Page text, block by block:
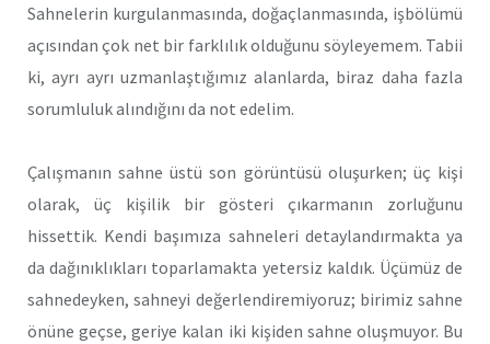
Sahnelerin kurgulanmasında, doğaçlanmasında, işbölümü
açısından çok net bir farklılık olduğunu söyleyemem. Tabii
ki, ayrı ayrı uzmanlaştığımız alanlarda, biraz daha fazla
sorumluluk alındığını da not edelim.
Çalışmanın sahne üstü son görüntüsü oluşurken; üç kişi
olarak, üç kişilik bir gösteri çıkarmanın zorluğunu
hissettik. Kendi başımıza sahneleri detaylandırmakta ya
da dağınıklıkları toparlamakta yetersiz kaldık. Üçümüz de
sahnedeyken, sahneyi değerlendiremiyoruz; birimiz sahne
önüne geçse, geriye kalan iki kişiden sahne oluşmuyor. Bu